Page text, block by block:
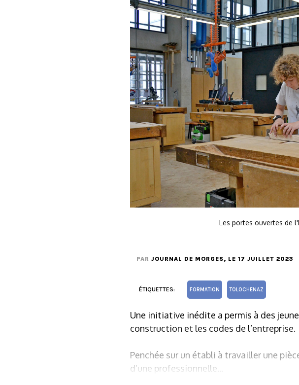
Les portes ouvertes de
PAR JOURNAL DE MORGES, LE 17 JUILLET 2023
ÉTIQUETTES: FORMATION TOLOCHENAZ
Une initiative inédite a permis à des
construction et les codes de l’entreprise.
Penchée sur un établi à travailler une
d’une professionnelle...